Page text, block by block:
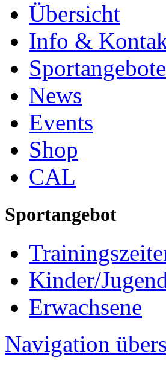
Übersicht
Info &
Sportangebote
News
Events
Shop
CAL
Sportangebot
Kinder/
Erwachsene
Navigation